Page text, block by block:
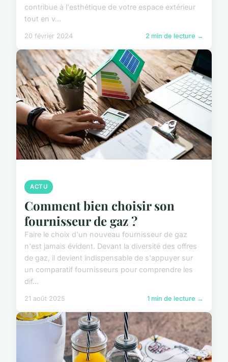
contribue à l'esthétique de votre espace extérieur
tout en v...
20 février 2024 2 min de lecture →
ACTU
Comment bien choisir son
fournisseur de gaz ?
Faire le choix d'un nouveau fournisseur de gaz
n'est jamais évident. Devant la diversité des offres
de gaz, il devient indispensable de s'appuyer sur
un comparatif fournisseurs pour comprendre les
dif...
21 août 2025 1 min de lecture →